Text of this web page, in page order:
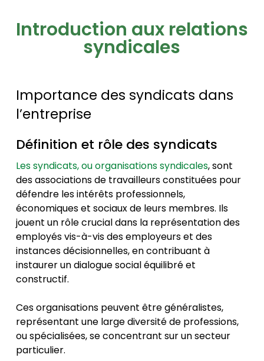
Introduction aux relations
syndicales
Importance des syndicats dans
l’entreprise
Définition et rôle des syndicats
Les syndicats, ou organisations syndicales, sont
des associations de travailleurs constituées pour
défendre les intérêts professionnels,
économiques et sociaux de leurs membres. Ils
jouent un rôle crucial dans la représentation des
employés vis-à-vis des employeurs et des
instances décisionnelles, en contribuant à
instaurer un dialogue social équilibré et
constructif.
Ces organisations peuvent être généralistes,
représentant une large diversité de professions,
ou spécialisées, se concentrant sur un secteur
particulier.